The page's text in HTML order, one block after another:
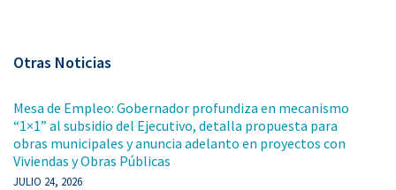
Otras Noticias
Mesa de Empleo: Gobernador profundiza en mecanismo
“1×1” al subsidio del Ejecutivo, detalla propuesta para
obras municipales y anuncia adelanto en proyectos con
Viviendas y Obras Públicas
JULIO 24, 2026